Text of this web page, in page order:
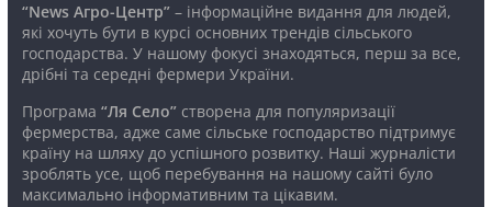
“News Агро-Центр”– інформаційне видання для людей,
які хочуть бути в курсі основних трендів сільського
господарства. У нашому фокусі знаходяться, перш за все,
дрібні та середні фермери України.
Програма “Ля Село”створена для популяризації
фермерства, адже саме сільське господарство підтримує
країну на шляху до успішного розвитку. Наші журналісти
зроблять усе, щоб перебування на нашому сайті було
максимально інформативним та цікавим.